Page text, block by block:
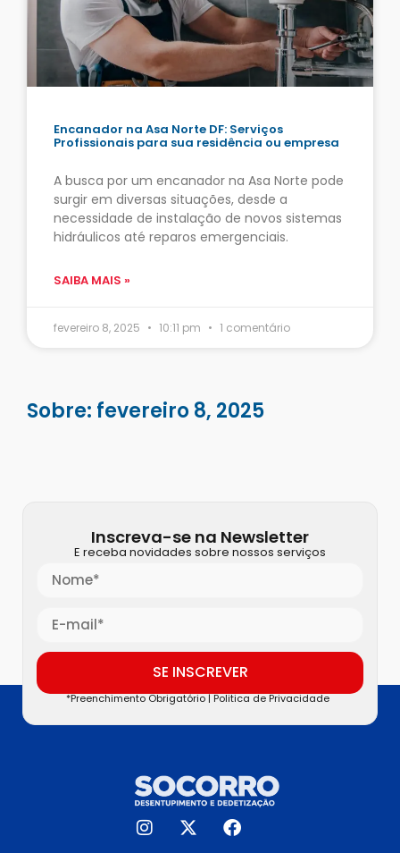
Encanador na Asa Norte DF: Serviços
Profissionais para sua residência ou empresa
A busca por um encanador na Asa Norte pode
surgir em diversas situações, desde a
necessidade de instalação de novos sistemas
hidráulicos até reparos emergenciais.
SAIBA MAIS »
fevereiro 8, 2025 10:11 pm 1 comentário
Sobre: fevereiro 8, 2025
Inscreva-se na Newsletter
E receba novidades sobre nossos serviços
SE INSCREVER
*Preenchimento Obrigatório |Politica de Privacidade